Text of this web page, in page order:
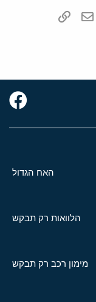
דואר אלקטרוני
האח הגדול
הלוואות רק תבקש
מימון רכב רק תבקש